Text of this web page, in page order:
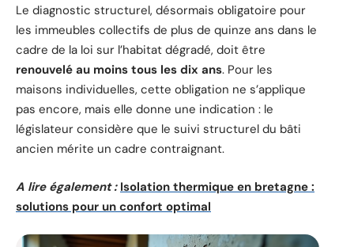
Le diagnostic structurel, désormais obligatoire pour
les immeubles collectifs de plus de quinze ans dans le
cadre de la loi sur l’habitat dégradé, doit être
renouvelé au moins tous les dix ans. Pour les
maisons individuelles, cette obligation ne s’applique
pas encore, mais elle donne une indication : le
législateur considère que le suivi structurel du bâti
ancien mérite un cadre contraignant.
A lire également : Isolation thermique en bretagne :
solutions pour un confort optimal